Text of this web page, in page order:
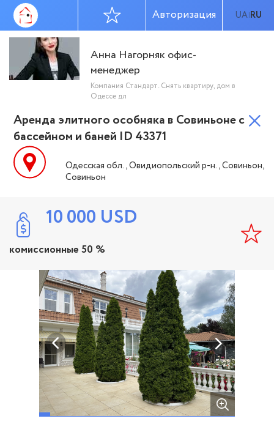
UA|RU
Авторизация
Анна Нагорняк офис-
менеджер
Компания Стандарт. Снять квартиру, дом в
Одессе дл
Аренда элитного особняка в Совиньоне с
бассейном и баней ID 43371
Одесская обл., Овидиопольский р-н., Совиньон,
Совиньон
10 000 USD
комиссионные 50 %